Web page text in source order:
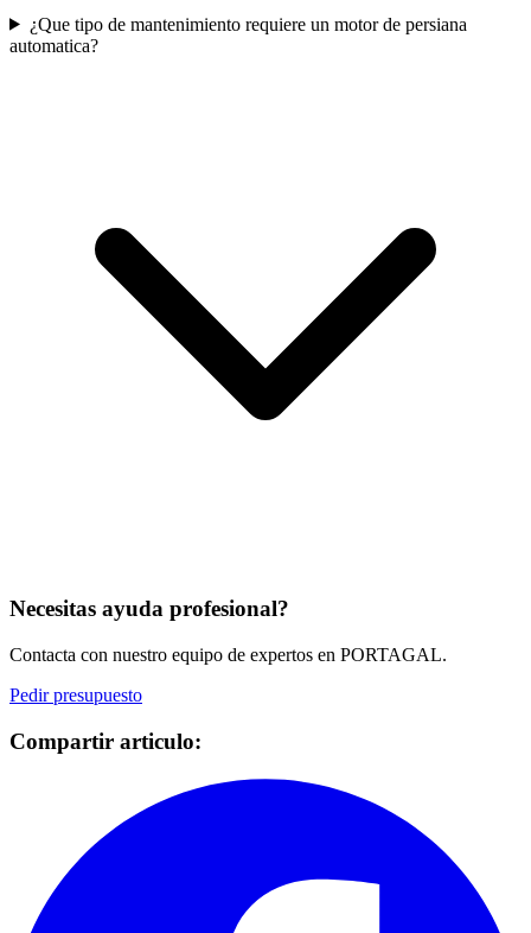
¿Que tipo de mantenimiento requiere un motor de persiana
automatica?
Necesitas ayuda profesional?
Contacta con nuestro equipo de expertos en PORTAGAL.
Pedir presupuesto
Compartir articulo: